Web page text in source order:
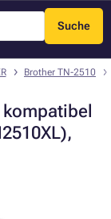
Suche
Menü
Brother TN-2510
kompatibel